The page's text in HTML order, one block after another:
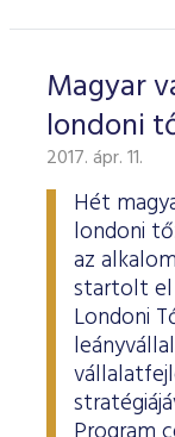
Magyar
londoni
2017. ápr. 11.
Hét
londoni
az
startolt el
Londoni